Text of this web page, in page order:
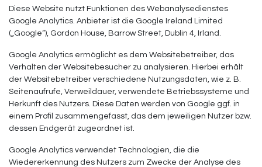
Diese Website nutzt Funktionen des Webanalysedienstes
Google Analytics. Anbieter ist die Google Ireland Limited
(„Google“), Gordon House, Barrow Street, Dublin 4, Irland.
Google Analytics ermöglicht es dem Websitebetreiber, das
Verhalten der Websitebesucher zu analysieren. Hierbei erhält
der Websitebetreiber verschiedene Nutzungsdaten, wie z. B.
Seitenaufrufe, Verweildauer, verwendete Betriebssysteme und
Herkunft des Nutzers. Diese Daten werden von Google ggf. in
einem Profil zusammengefasst, das dem jeweiligen Nutzer bzw.
dessen Endgerät zugeordnet ist.
Google Analytics verwendet Technologien, die die
Wiedererkennung des Nutzers zum Zwecke der Analyse des